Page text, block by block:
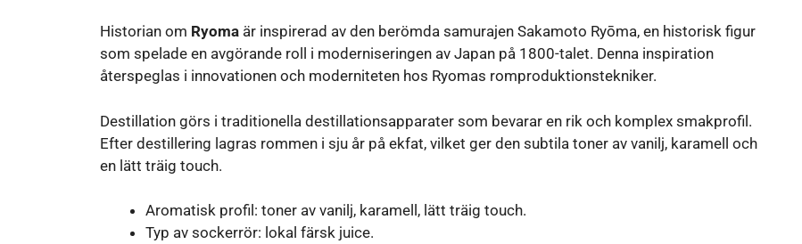
Historian om Ryoma är inspirerad av den berömda samurajen Sakamoto Ryōma, en historisk figur
som spelade en avgörande roll i moderniseringen av Japan på 1800-talet. Denna inspiration
återspeglas i innovationen och moderniteten hos Ryomas romproduktionstekniker.
Destillation görs i traditionella destillationsapparater som bevarar en rik och komplex smakprofil.
Efter destillering lagras rommen i sju år på ekfat, vilket ger den subtila toner av vanilj, karamell och
en lätt träig touch.
Aromatisk profil: toner av vanilj, karamell, lätt träig touch.
Typ av sockerrör: lokal färsk juice.